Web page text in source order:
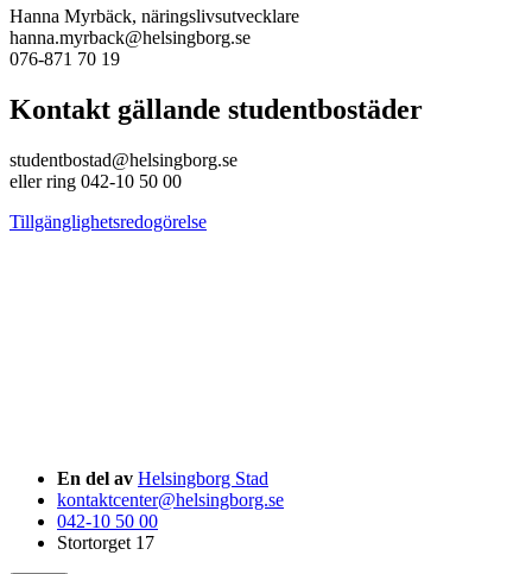
Hanna Myrbäck, näringslivsutvecklare
hanna.myrback@helsingborg.se
076-871 70 19
Kontakt gällande studentbostäder
studentbostad@helsingborg.se
eller ring 042-10 50 00
Tillgänglighetsredogörelse
En del av Helsingborg Stad
kontaktcenter@helsingborg.se
042-10 50 00
Stortorget 17